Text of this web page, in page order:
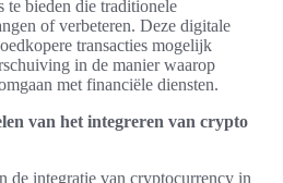
te bieden die traditionele
of verbeteren. Deze digitale
transacties mogelijk
in de manier waarop
met financiële diensten.
van het integreren van crypto
de integratie van cryptocurrency in